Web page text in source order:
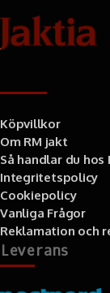
Köpvillkor
Om RM jakt
Så handlar du hos
Integritetspolicy
Cookiepolicy
Vanliga Frågor
Reklamation och
Leverans